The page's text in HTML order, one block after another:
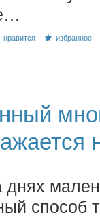
нравится избранное
днях
способ